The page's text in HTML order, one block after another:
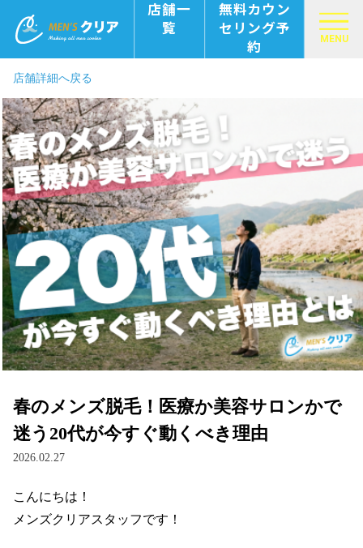
店舗一
覧
無料カウン
セリング予
約
MENU
店舗詳細へ戻る
春のメンズ脱毛！医療か美容サロンかで
迷う20代が今すぐ動くべき理由
2026.02.27
こんにちは！
メンズクリアスタッフです！